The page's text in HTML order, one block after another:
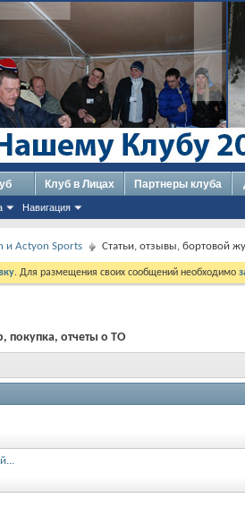
Навигация
Клуб в Лицах Партнеры клуба
и Actyon Sports Статьи, отзывы, бортовой
. Для размещения своих сообщений необходимо
покупка, отчеты о ТО